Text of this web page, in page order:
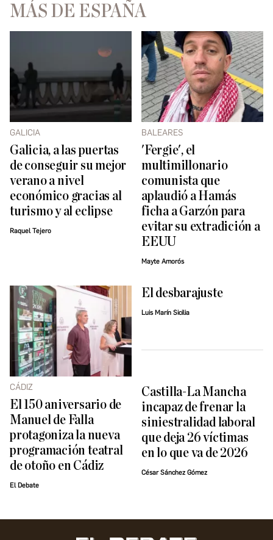
MÁS DE ESPAÑA
GALICIA
Galicia, a las puertas
de conseguir su mejor
verano a nivel
económico gracias al
turismo y al eclipse
Raquel Tejero
BALEARES
'Fergie', el
multimillonario
comunista que
aplaudió a Hamás
ficha a Garzón para
evitar su extradición a
EEUU
Mayte Amorós
CÁDIZ
El 150 aniversario de
Manuel de Falla
protagoniza la nueva
programación teatral
de otoño en Cádiz
El Debate
El desbarajuste
Luis Marín Sicilia
Castilla-La Mancha
incapaz de frenar la
siniestralidad laboral
que deja 26 víctimas
en lo que va de 2026
César Sánchez Gómez